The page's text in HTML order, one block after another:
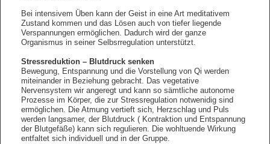
Bei intensivem Üben kann der Geist in eine Art meditativem
Zustand kommen und das Lösen auch von tiefer liegende
Verspannungen ermöglichen. Dadurch wird der ganze
Organismus in seiner Selbsrregulation unterstützt.
Stressreduktion – Blutdruck senken
Bewegung, Entspannung und die Vorstellung von Qi werden
miteinander in Beziehung gebracht. Das vegetative
Nervensystem wir angeregt und kann so sämtliche autonome
Prozesse im Körper, die zur Stressregulation notwenidig sind
ermöglichen. Die Atmung vertieft sich, Herzschlag und Puls
werden langsamer, der Blutdruck ( Kontraktion und Entspannung
der Blutgefäße) kann sich regulieren. Die wohltuende Wirkung
entfaltet sich individuell und in der Gruppe.